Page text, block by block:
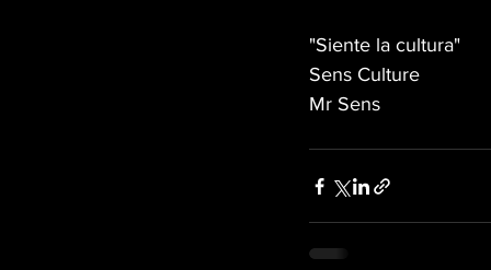
"Siente la cultura"
Sens Culture
Mr Sens